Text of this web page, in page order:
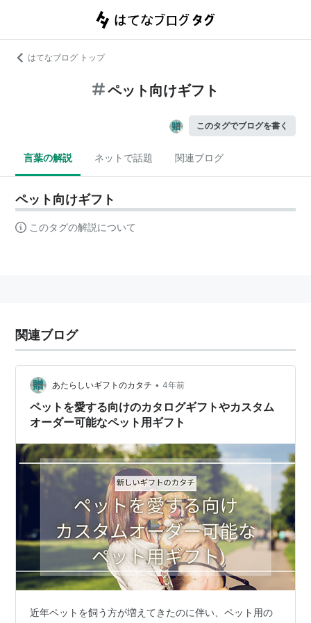
はてなブログ トップ
ペット向けギフト
このタグでブログを書く
言葉の解説 ネットで話題 関連ブログ
ペット向けギフト
このタグの解説について
関連ブログ
あたらしいギフトのカタチ • 4年前
ペットを愛する向けのカタログギフトやカスタム
オーダー可能なペット用ギフト
近年ペットを飼う方が増えてきたのに伴い、ペット用の